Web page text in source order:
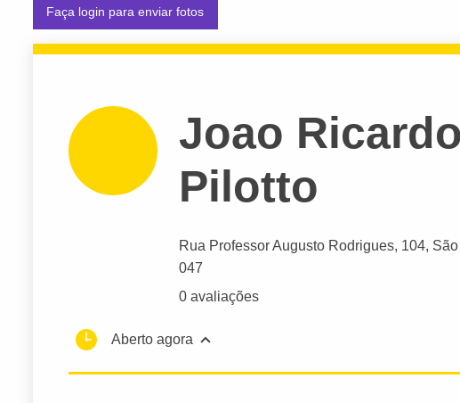
Faça login para enviar fotos
Joao
Pilotto
Rua Professor Augusto Rodrigues, 104,
047
0 avaliações
Aberto agora